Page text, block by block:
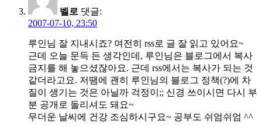
벨로 댓글:
2007-07-10, 23:50
루인님 잘 지내시죠? 여전히 rss로 글 잘 읽고 있어요~
근데 오늘 문득 든 생각인데, 루인님은 블로그에서 복사
금지를 해 놓으셨잖아요. 근데 rss에서는 복사가 되는 것
같더라고요. 저땜에 괜히 루인님의 블로그 정책(?)에 차
질이 생기는 것은 아닐까 걱정이;; 신경 쓰이시면 다시 부
분 공개로 돌리셔도 돼요~
무더운 날씨에 건강 조심하시구요~ 공부도 쉬엄쉬엄 ^^